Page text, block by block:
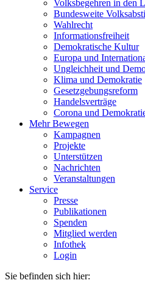
Volksbegehren in den
Bundesweite
Wahlrecht
Informationsfreiheit
Demokratische Kultur
Europa und
Ungleichheit und
Klima und Demokratie
Gesetzgebungsreform
Handelsverträge
Corona und
Mehr Bewegen
Kampagnen
Projekte
Unterstützen
Nachrichten
Veranstaltungen
Service
Presse
Publikationen
Spenden
Mitglied werden
Infothek
Login
Sie befinden sich hier: